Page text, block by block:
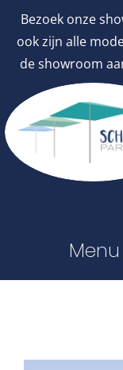
Bezoek onze
ook zijn alle
de showroom
inhoud
Menu